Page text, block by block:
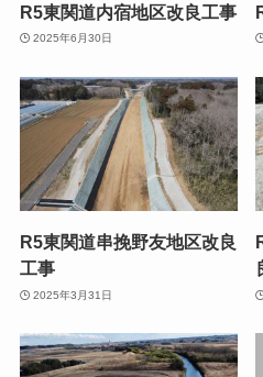
R5東関道内宿地区改良工事
2025年6月30日
R5東関道串挽野友地区改良
工事
2025年3月31日